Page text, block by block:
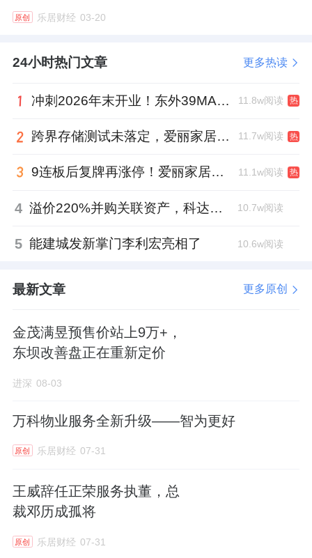
原创 乐居财经 03-20
24小时热门文章 更多热读
冲刺2026年末开业！东外39MALL全球招商启幕，重构东直门商圈格局 11.8w阅读 热
跨界存储测试未落定，爱丽家居复牌前自揭多重风险 11.7w阅读 热
9连板后复牌再涨停！爱丽家居市盈率318倍，跨界收购案尚未落地 11.1w阅读 热
4 溢价220%并购关联资产，科达制造近75亿元重组被否 10.7w阅读
5 能建城发新掌门李利宏亮相了 10.6w阅读
最新文章 更多原创
金茂满昱预售价站上9万+，
东坝改善盘正在重新定价
进深 08-03
万科物业服务全新升级——智为更好
原创 乐居财经 07-31
王威辞任正荣服务执董，总
裁邓历成孤将
原创 乐居财经 07-31